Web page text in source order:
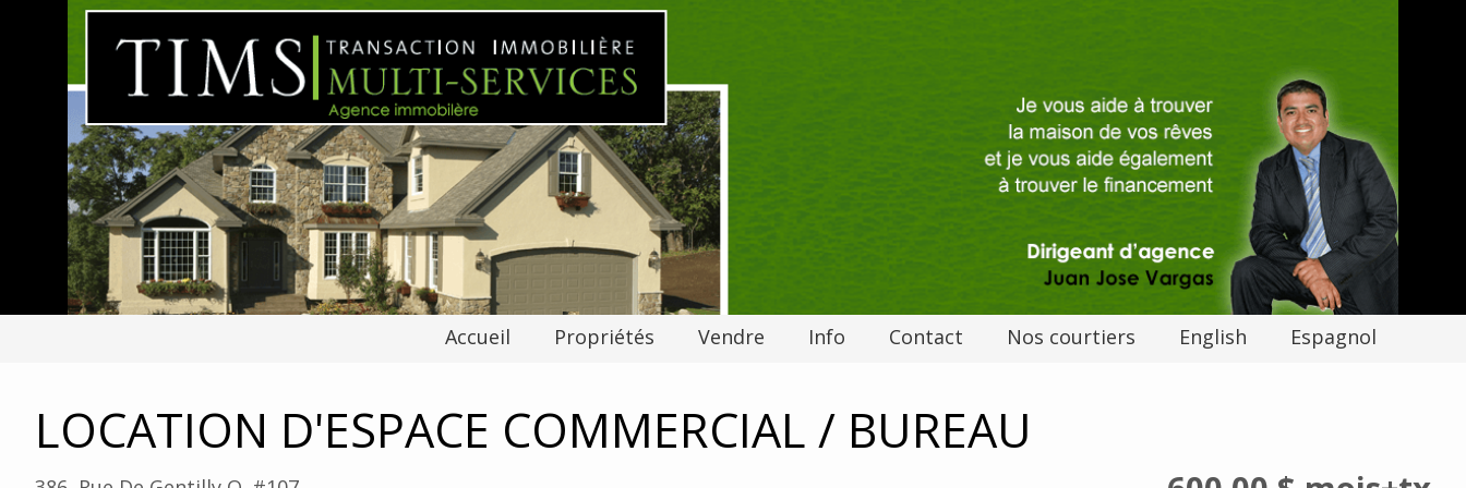
Accueil Propriétés Vendre Info Contact Nos courtiers English Espagnol
LOCATION D'ESPACE COMMERCIAL / BUREAU